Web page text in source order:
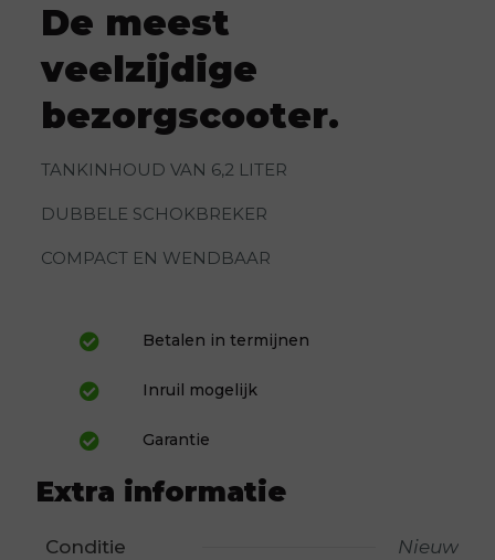
De meest
veelzijdige
bezorgscooter.
TANKINHOUD VAN 6,2 LITER
DUBBELE SCHOKBREKER
COMPACT EN WENDBAAR
Betalen in termijnen
Inruil mogelijk
Garantie
Extra informatie
Conditie Nieuw